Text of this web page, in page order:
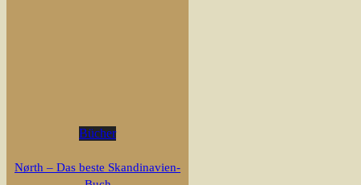
Bücher
Nørth – Das beste Skandinavien-